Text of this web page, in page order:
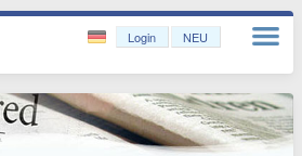
Login NEU